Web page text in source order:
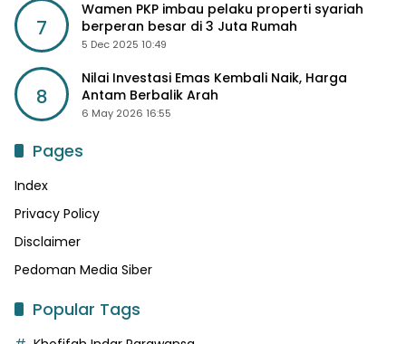
7
Wamen PKP imbau pelaku properti syariah
berperan besar di 3 Juta Rumah
5 Dec 2025 10:49
8
Nilai Investasi Emas Kembali Naik, Harga
Antam Berbalik Arah
6 May 2026 16:55
Pages
Index
Privacy Policy
Disclaimer
Pedoman Media Siber
Popular Tags